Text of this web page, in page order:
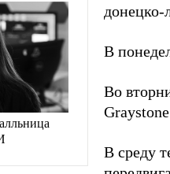
донецко-
В
Во
В среду